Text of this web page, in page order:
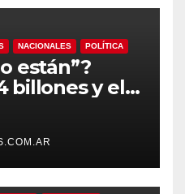
NACIONALES POLÍTICA
están”?
billones y el
risita